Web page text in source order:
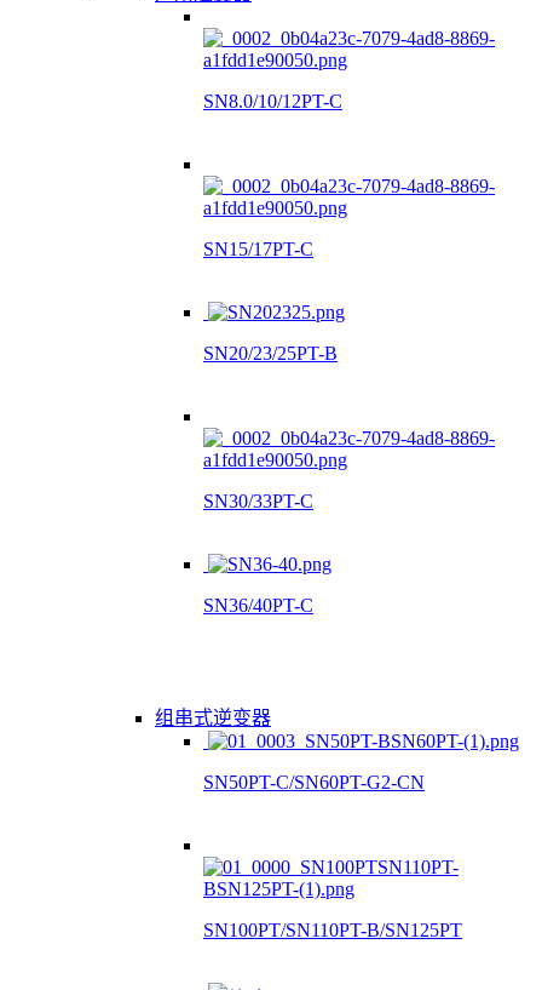
SN8.0/10/12PT-C
SN15/17PT-C
SN20/23/25PT-B
SN30/33PT-C
SN36/40PT-C
组串式逆变器
SN50PT-C/SN60PT-G2-CN
SN100PT/SN110PT-B/SN125PT